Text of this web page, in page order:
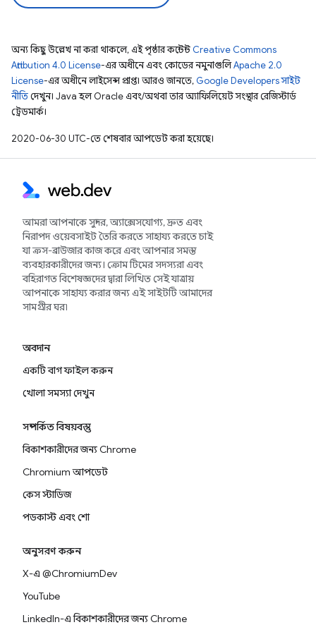
অন্য কিছু উল্লেখ না করা থাকলে, এই পৃষ্ঠার কন্টেন্ট Creative Commons
Attribution 4.0 License-এর অধীনে এবং কোডের নমুনাগুলিApache 2.0
License-এর অধীনে লাইসেন্স প্রাপ্ত। আরও জানতে, Google Developers সাইট
নীতিদেখুন। Java হল Oracle এবং/অথবা তার অ্যাফিলিয়েট সংস্থার রেজিস্টার্ড
ট্রেডমার্ক।
2020-06-30 UTC-তে শেষবার আপডেট করা হয়েছে।
আমরা আপনাকে সুন্দর, অ্যাক্সেসযোগ্য, দ্রুত এবং
নিরাপদ ওয়েবসাইট তৈরি করতে সাহায্য করতে চাই
যা ক্রস-ব্রাউজার কাজ করে এবং আপনার সমস্ত
ব্যবহারকারীদের জন্য। ক্রোম টিমের সদস্যরা এবং
বহিরাগত বিশেষজ্ঞদের দ্বারা লিখিত সেই যাত্রায়
আপনাকে সাহায্য করার জন্য এই সাইটটি আমাদের
সামগ্রীর ঘর৷
অবদান
একটি বাগ ফাইল করুন
খোলা সমস্যা দেখুন
সম্পর্কিত বিষয়বস্তু
বিকাশকারীদের জন্য Chrome
Chromium আপডেট
কেস স্টাডিজ
পডকাস্ট এবং শো
অনুসরণ করুন
X-এ @ChromiumDev
YouTube
LinkedIn-এ বিকাশকারীদের জন্য Chrome